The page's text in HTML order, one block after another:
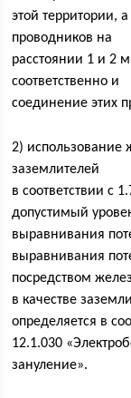
этой территории,
проводников на
расстоянии 1 и 2
соответственно и
соединение этих
2) использование
заземлителей
в соответствии с
допустимый
выравнивания
выравнивания
посредством
в качестве
определяется в
12.1.030
зануление».